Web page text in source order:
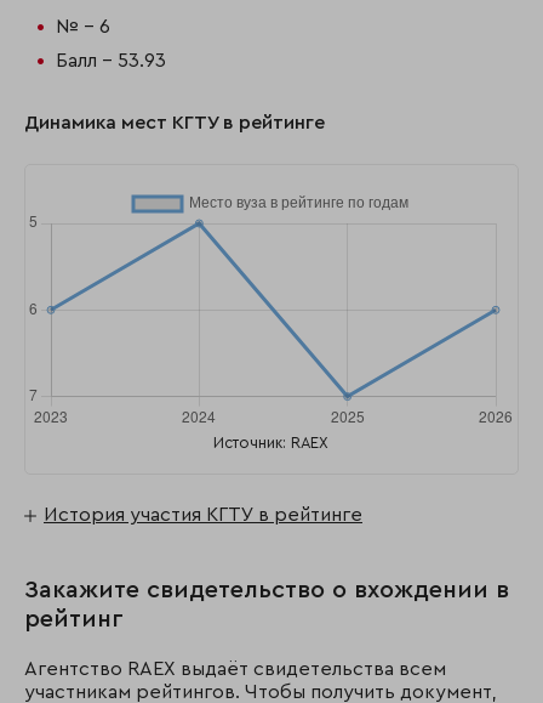
№ - 6
Балл - 53.93
Динамика мест КГТУ в рейтинге
Источник: RAEX
История участия КГТУ в рейтинге
Закажите свидетельство о вхождении в
рейтинг
Агентство RAEX выдаёт свидетельства всем
участникам рейтингов. Чтобы получить документ,